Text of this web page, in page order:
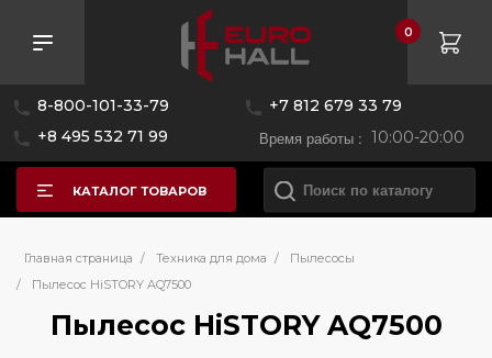
8-800-101-33-79
+7 812 679 33 79
+8 495 532 71 99
Время работы : 10:00-20:00
0
КАТАЛОГ ТОВАРОВ
Главная страница / Техника для дома /
Пылесосы
/
Пылесос HiSTORY AQ7500
Пылесос HiSTORY AQ7500